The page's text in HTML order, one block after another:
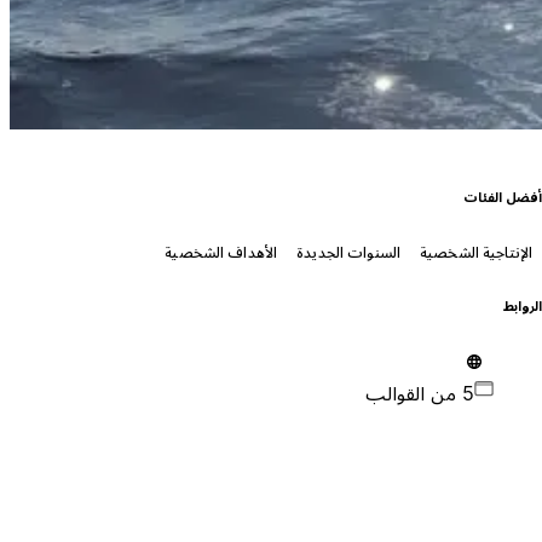
أفضل الفئات
الإنتاجية الشخصية السنوات الجديدة الأهداف الشخصية
الروابط
5 من القوالب